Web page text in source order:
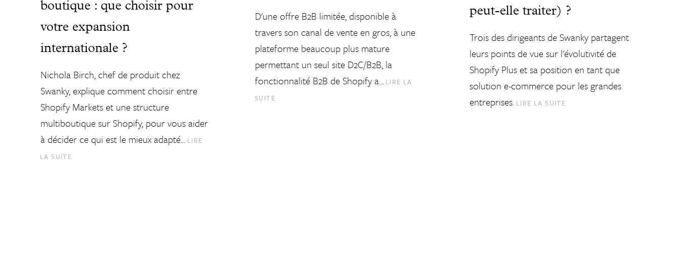
boutique : que choisir pour
votre expansion
internationale ?
Nichola Birch, chef de produit chez
Swanky, explique comment choisir entre
Shopify Markets et une structure
multiboutique sur Shopify, pour vous aider
à décider ce qui est le mieux adapté… LIRE
LA SUITE
D'une offre B2B limitée, disponible à
travers son canal de vente en gros, à une
plateforme beaucoup plus mature
permettant un seul site D2C/B2B, la
fonctionnalité B2B de Shopify a… LIRE LA
SUITE
peut-elle traiter) ?
Trois des dirigeants de Swanky partagent
leurs points de vue sur l'évolutivité de
Shopify Plus et sa position en tant que
solution e-commerce pour les grandes
entreprises. LIRE LA SUITE